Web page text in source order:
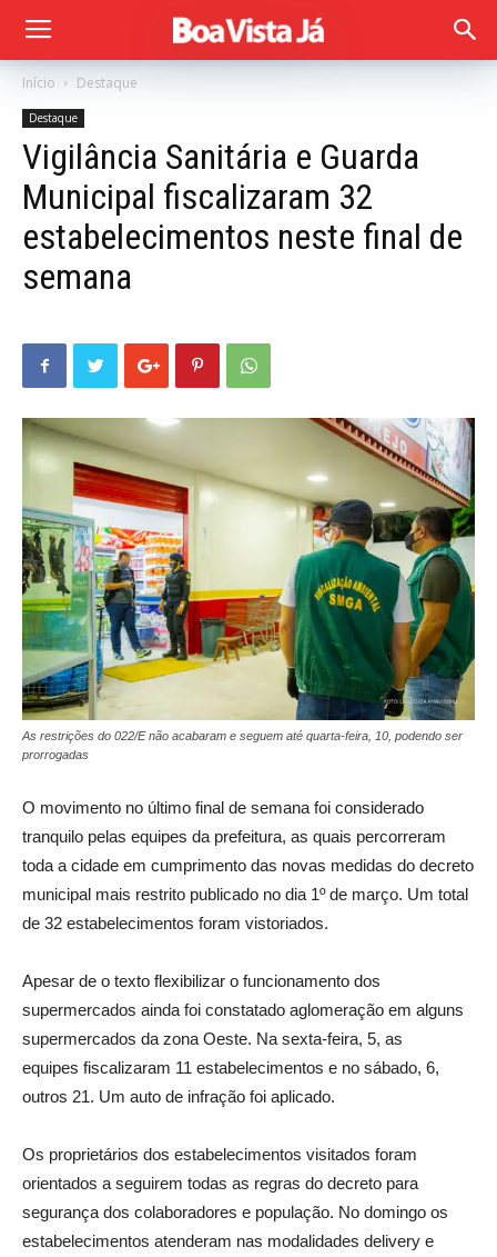
Início Destaque
Destaque
Vigilância Sanitária e Guarda
Municipal fiscalizaram 32
estabelecimentos neste final de
semana
As restrições do 022/E não acabaram e seguem até quarta-feira, 10, podendo ser
prorrogadas
O movimento no último final de semana foi considerado
tranquilo pelas equipes da prefeitura, as quais percorreram
toda a cidade em cumprimento das novas medidas do decreto
municipal mais restrito publicado no dia 1º de março. Um total
de 32 estabelecimentos foram vistoriados.
Apesar de o texto flexibilizar o funcionamento dos
supermercados ainda foi constatado aglomeração em alguns
supermercados da zona Oeste. Na sexta-feira, 5, as
equipes fiscalizaram 11 estabelecimentos e no sábado, 6,
outros 21. Um auto de infração foi aplicado.
Os proprietários dos estabelecimentos visitados foram
orientados a seguirem todas as regras do decreto para
segurança dos colaboradores e população. No domingo os
estabelecimentos atenderam nas modalidades delivery e